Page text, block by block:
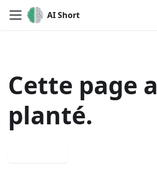
AI Short
Cette page a
planté.